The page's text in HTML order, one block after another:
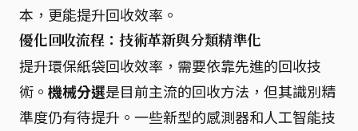
本，更能提升回收效率。
優化回收流程：技術革新與分類精準化
提升環保紙袋回收效率，需要依靠先進的回收技
術。 機械分選是目前主流的回收方法，但其識別精
準度仍有待提升。一些新型的感測器和人工智能技